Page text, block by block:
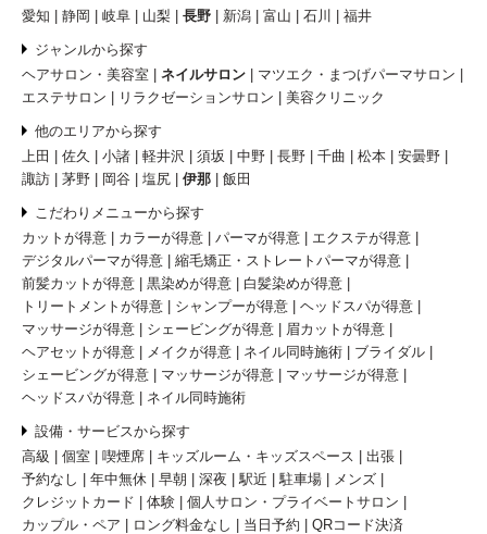
愛知
静岡 岐阜 山梨 長野 新潟 富山 石川 福井
ジャンルから探す
ヘアサロン・美容室
ネイルサロン
マツエク・まつげパーマサロン
エステサロン
リラクゼーションサロン 美容クリニック
他のエリアから探す
上田
佐久 小諸 軽井沢 須坂 中野 長野 千曲 松本
安曇野
諏訪
茅野 岡谷 塩尻 伊那 飯田
こだわりメニューから探す
カットが得意
カラーが得意 パーマが得意
エクステが得意
デジタルパーマが得意
縮毛矯正・ストレートパーマが得意
前髪カットが得意
黒染めが得意
白髪染めが得意
トリートメントが得意
シャンプーが得意
ヘッドスパが得意
マッサージが得意
シェービングが得意
眉カットが得意
ヘアセットが得意
メイクが得意 ネイル同時施術
ブライダル
シェービングが得意
マッサージが得意
マッサージが得意
ヘッドスパが得意
ネイル同時施術
設備・サービスから探す
高級
個室 喫煙席 キッズルーム・キッズスペース
出張
予約なし
年中無休 早朝 深夜 駅近 駐車場
メンズ
クレジットカード
体験
個人サロン・プライベートサロン
カップル・ペア
ロング料金なし 当日予約 QRコード決済